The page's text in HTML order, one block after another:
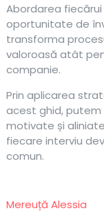
Abordarea
oportunitate de
transforma
valoroasă atât
companie.
Prin aplicarea
acest ghid, putem
motivate și
fiecare interviu
comun.
Mereuță Alessia